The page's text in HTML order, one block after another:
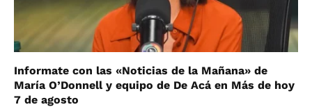
Informate con las «Noticias de la Mañana» de
María O’Donnell y equipo de De Acá en Más de hoy
7 de agosto